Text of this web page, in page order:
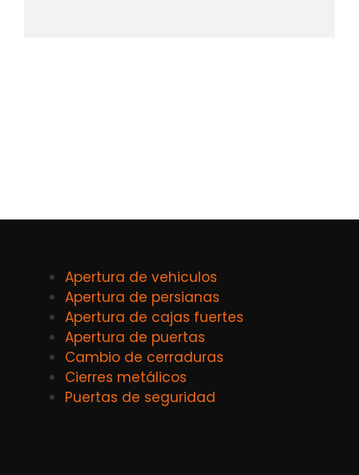
Apertura de vehiculos
Apertura de persianas
Apertura de cajas fuertes
Apertura de puertas
Cambio de cerraduras
Cierres metálicos
Puertas de seguridad